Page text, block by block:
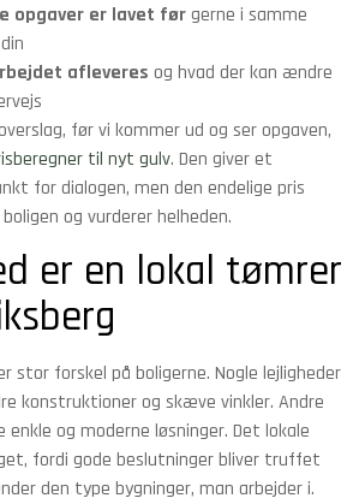
opgaver er lavet førgerne i samme
afleveres og hvad der kan ændre
før vi kommer ud og ser opgaven,
til nyt gulv. Den giver et
for dialogen, men den endelige pris
og vurderer helheden.
er en lokal tømrer
stor forskel på boligerne. Nogle lejligheder
konstruktioner og skæve vinkler. Andre
enkle og moderne løsninger. Det lokale
fordi gode beslutninger bliver truffet
den type bygninger, man arbejder i.